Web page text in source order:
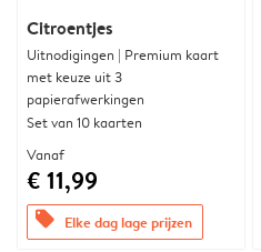
Citroentjes
Uitnodigingen | Premium kaart
met keuze uit 3
papierafwerkingen
Set van 10 kaarten
Vanaf
€ 11,99
offers Elke dag lage prijzen